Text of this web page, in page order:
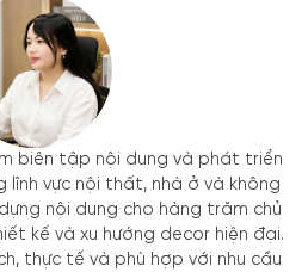
biên tập nội dung và phát triển
lĩnh vực nội thất, nhà ở và không
nội dung cho hàng trăm chủ
kế và xu hướng decor hiện đại.
thực tế và phù hợp với nhu cầu